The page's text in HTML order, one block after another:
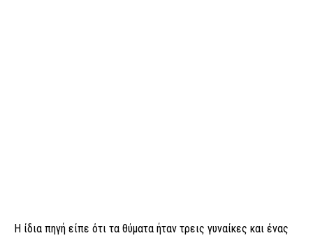
Η ίδια πηγή είπε ότι τα θύματα ήταν τρεις γυναίκες και ένας